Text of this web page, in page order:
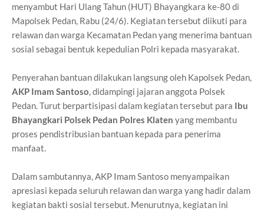
menyambut Hari Ulang Tahun (HUT) Bhayangkara ke-80 di
Mapolsek Pedan, Rabu (24/6). Kegiatan tersebut diikuti para
relawan dan warga Kecamatan Pedan yang menerima bantuan
sosial sebagai bentuk kepedulian Polri kepada masyarakat.
Penyerahan bantuan dilakukan langsung oleh Kapolsek Pedan,
AKP Imam Santoso, didampingi jajaran anggota Polsek
Pedan. Turut berpartisipasi dalam kegiatan tersebut para Ibu
Bhayangkari Polsek Pedan Polres Klaten yang membantu
proses pendistribusian bantuan kepada para penerima
manfaat.
Dalam sambutannya, AKP Imam Santoso menyampaikan
apresiasi kepada seluruh relawan dan warga yang hadir dalam
kegiatan bakti sosial tersebut. Menurutnya, kegiatan ini